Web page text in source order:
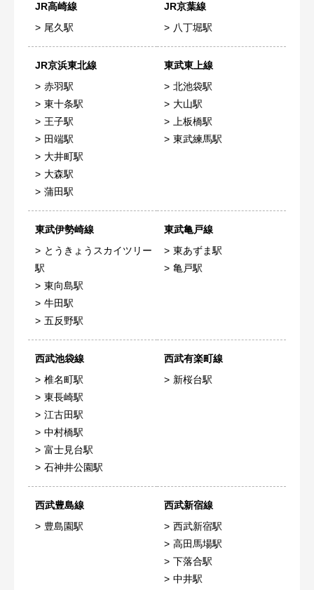
JR高崎線
尾久駅
JR京葉線
八丁堀駅
JR京浜東北線
赤羽駅
東十条駅
王子駅
田端駅
大井町駅
大森駅
蒲田駅
東武東上線
北池袋駅
大山駅
上板橋駅
東武練馬駅
東武伊勢崎線
とうきょうスカイツリー
駅
東向島駅
牛田駅
五反野駅
東武亀戸線
東あずま駅
亀戸駅
西武池袋線
椎名町駅
東長崎駅
江古田駅
中村橋駅
富士見台駅
石神井公園駅
西武有楽町線
新桜台駅
西武豊島線
豊島園駅
西武新宿線
西武新宿駅
高田馬場駅
下落合駅
中井駅